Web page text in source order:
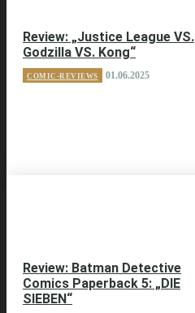
Review: „Justice League VS.
Godzilla VS. Kong“
COMIC-REVIEWS 01.06.2025
Review: Batman Detective
Comics Paperback 5: „DIE
SIEBEN“